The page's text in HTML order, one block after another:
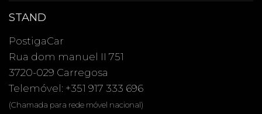
STAND
PostigaCar
Rua dom manuel II 751
3720-029 Carregosa
Telemóvel: +351 917 333 696
(Chamada para rede móvel nacional)